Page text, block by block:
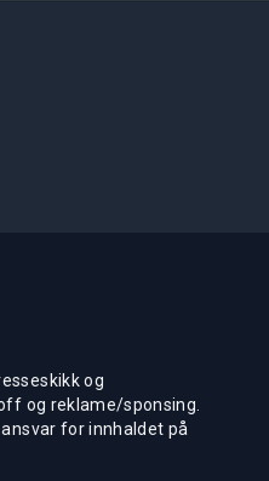
og
og reklame/sponsing.
for innhaldet på